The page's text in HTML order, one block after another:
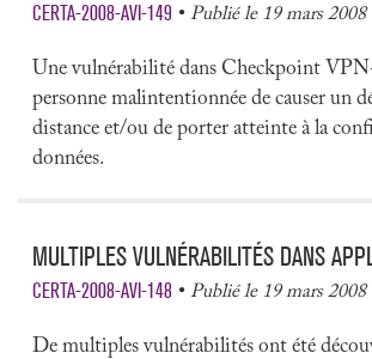
CERTA-2008-AVI-149 Publié le 19 mars 2008
Une vulnérabilité dans Checkpoint
personne malintentionnée de causer un
distance et/ou de porter atteinte à la
données.
MULTIPLES VULNÉRABILITÉS DANS
CERTA-2008-AVI-148 Publié le 19 mars 2008
De multiples vulnérabilités ont été